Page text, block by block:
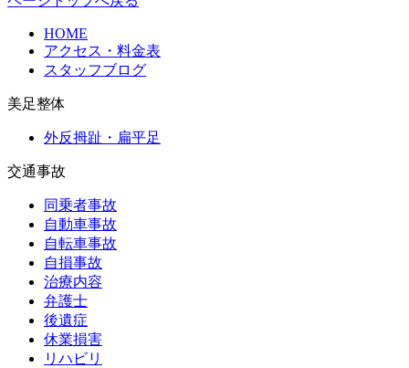
HOME
アクセス・料金表
スタッフブログ
美足整体
外反拇趾・扁平足
交通事故
同乗者事故
自動車事故
自転車事故
自損事故
治療内容
弁護士
後遺症
休業損害
リハビリ